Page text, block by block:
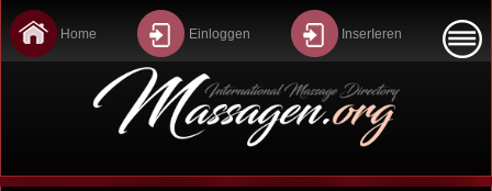
Home Einloggen InserIeren